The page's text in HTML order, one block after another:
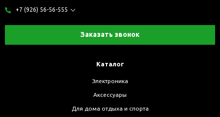
+7 (926) 56-56-555
Заказать звонок
Каталог
Электроника
Аксессуары
Для дома отдыха и спорта